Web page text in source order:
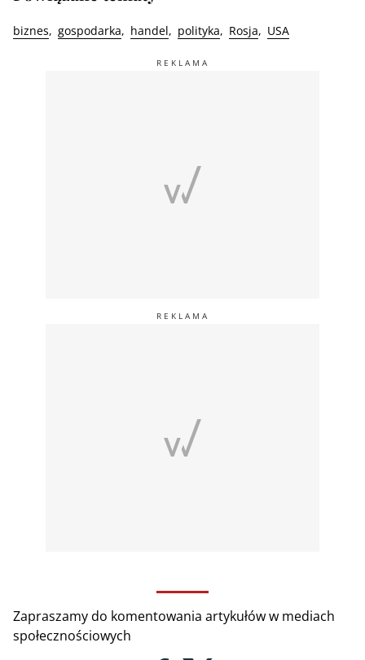
biznes gospodarka handel polityka Rosja USA
Zapraszamy do komentowania artykułów w mediach
społecznościowych